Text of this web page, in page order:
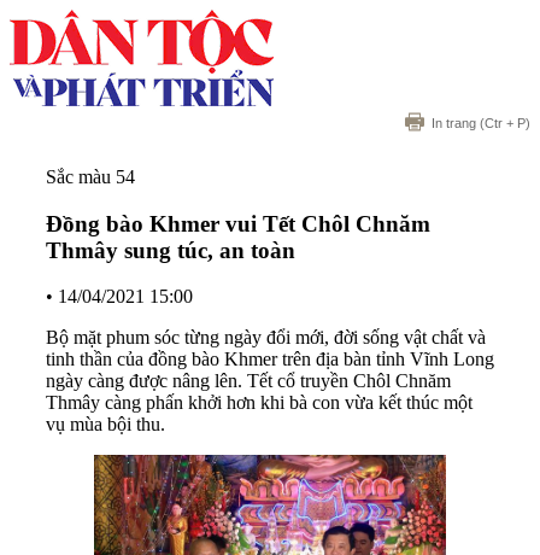
In trang (Ctr + P)
Sắc màu 54
Đồng bào Khmer vui Tết Chôl Chnăm
Thmây sung túc, an toàn
• 14/04/2021 15:00
Bộ mặt phum sóc từng ngày đổi mới, đời sống vật chất và
tinh thần của đồng bào Khmer trên địa bàn tỉnh Vĩnh Long
ngày càng được nâng lên. Tết cổ truyền Chôl Chnăm
Thmây càng phấn khởi hơn khi bà con vừa kết thúc một
vụ mùa bội thu.